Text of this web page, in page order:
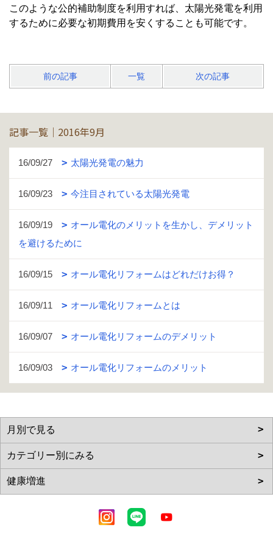
このような公的補助制度を利用すれば、太陽光発電を利用
するために必要な初期費用を安くすることも可能です。
前の記事 一覧 次の記事
記事一覧｜2016年9月
16/09/27 太陽光発電の魅力
16/09/23 今注目されている太陽光発電
16/09/19
オール電化のメリットを生かし、デメリット
を避けるために
16/09/15 オール電化リフォームはどれだけお得？
16/09/11 オール電化リフォームとは
16/09/07 オール電化リフォームのデメリット
16/09/03 オール電化リフォームのメリット